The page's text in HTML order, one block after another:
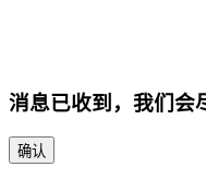
消息已收到，我们会
确认